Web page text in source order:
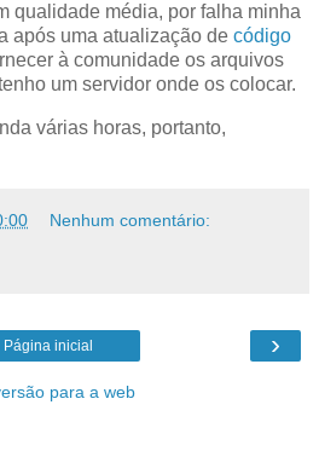
qualidade média, por falha minha
após uma atualização de código
à comunidade os arquivos
um servidor onde os colocar.
várias horas, portanto,
Nenhum comentário:
›
Página inicial
para a web